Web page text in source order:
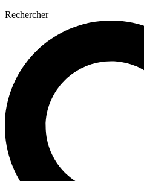
Rechercher